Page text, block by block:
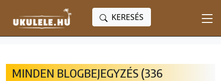
KERESÉS
MINDEN BLOGBEJEGYZÉS (336